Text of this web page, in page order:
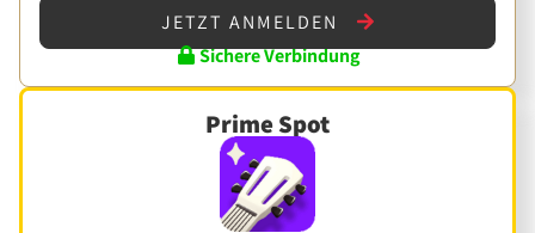
JETZT ANMELDEN
Sichere Verbindung
Prime Spot